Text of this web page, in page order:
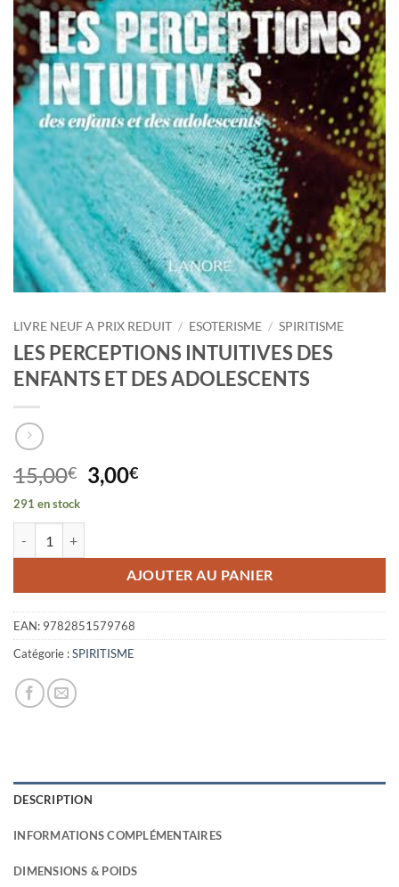
LIVRE NEUF A PRIX REDUIT / ESOTERISME / SPIRITISME
LES PERCEPTIONS INTUITIVES DES
ENFANTS ET DES ADOLESCENTS
15,00€ Le
prix
15,00€.
3,00€Le
3,00€.
291 en stock
AJOUTER AU PANIER
EAN: 9782851579768
Catégorie :SPIRITISME
DESCRIPTION
INFORMATIONS COMPLÉMENTAIRES
DIMENSIONS & POIDS